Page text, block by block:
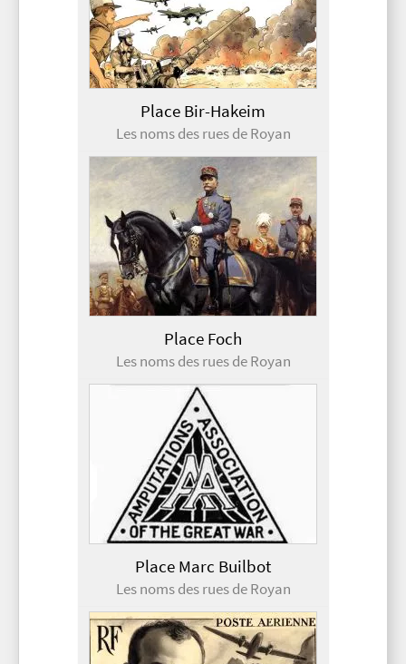
Place Bir-Hakeim
Les noms des rues de Royan
Place Foch
Les noms des rues de Royan
Place Marc Builbot
Les noms des rues de Royan